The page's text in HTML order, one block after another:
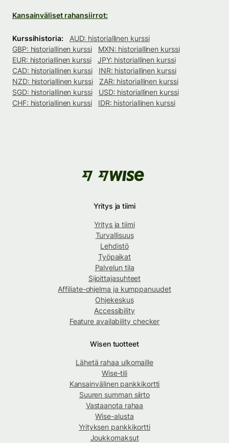
Kansainväliset rahansiirrot:
Kurssihistoria:
AUD: historiallinen kurssi
GBP: historiallinen kurssi
MXN: historiallinen kurssi
EUR: historiallinen kurssi
JPY: historiallinen kurssi
CAD: historiallinen kurssi
INR: historiallinen kurssi
NZD: historiallinen kurssi
ZAR: historiallinen kurssi
SGD: historiallinen kurssi
USD: historiallinen kurssi
CHF: historiallinen kurssi
IDR: historiallinen kurssi
Yritys ja tiimi
Yritys ja tiimi
Turvallisuus
Lehdistö
Työpaikat
Palvelun tila
Sijoittajasuhteet
Affiliate-ohjelma ja kumppanuudet
Ohjekeskus
Accessibility
Feature availability checker
Wisen tuotteet
Lähetä rahaa ulkomaille
Wise-tili
Kansainvälinen pankkikortti
Suuren summan siirto
Vastaanota rahaa
Wise-alusta
Yrityksen pankkikortti
Joukkomaksut